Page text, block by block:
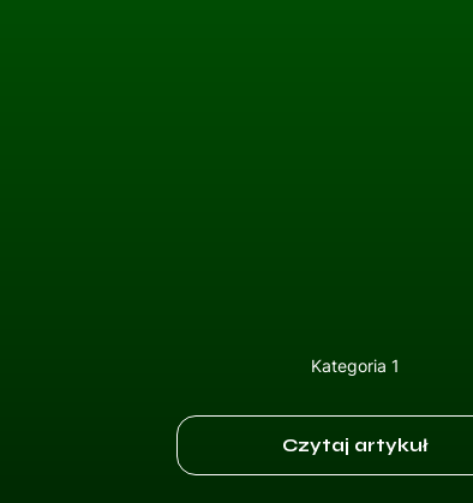
Kategoria 1
Czytaj artykuł